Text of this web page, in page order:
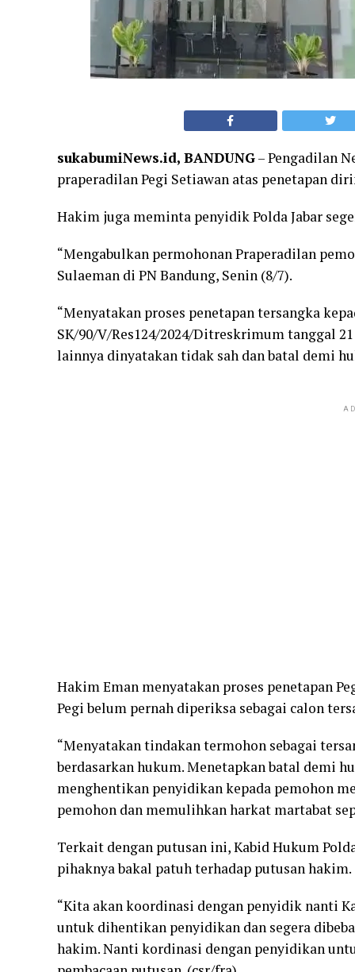
sukabumiNews.id, BANDUNG– Pengadilan
praperadilan Pegi Setiawan atas penetapan
Hakim juga meminta penyidik Polda Jabar
“Mengabulkan permohonan Praperadilan
Sulaeman di PN Bandung, Senin (8/7).
“Menyatakan proses penetapan tersangka
SK/90/V/Res124/2024/Ditreskrimum tanggal
lainnya dinyatakan tidak sah dan batal demi
Hakim Eman menyatakan proses penetapan
Pegi belum pernah diperiksa sebagai calon
“Menyatakan tindakan termohon sebagai
berdasarkan hukum. Menetapkan batal demi
menghentikan penyidikan kepada pemohon
pemohon dan memulihkan harkat martabat
Terkait dengan putusan ini, Kabid Hukum
pihaknya bakal patuh terhadap putusan hakim.
“Kita akan koordinasi dengan penyidik nanti
untuk dihentikan penyidikan dan segera
hakim. Nanti kordinasi dengan penyidikan